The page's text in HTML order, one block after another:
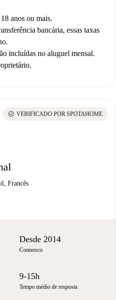
anos ou mais.
bancária, essas taxas
incluídas no aluguel mensal.
Francês
check_circle VERIFICADO POR SPOTAHOME
Desde 2014
Connosco
9-15h
Tempo médio de resposta